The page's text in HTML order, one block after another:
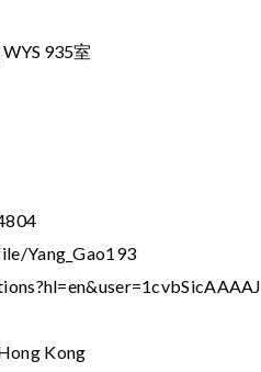
935室
Yang_Gao193
Kong